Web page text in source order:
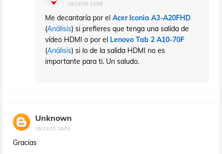
16/12/15 13:58
Me decantaría por el Acer Iconia A3-A20FHD
(Análisis) si prefieres que tenga una salida de
vídeo HDMI o por el Lenovo Tab 2 A10-70F
(Análisis) si lo de la salida HDMI no es
importante para ti. Un saludo.
Unknown
16/12/15 14:03
Gracias